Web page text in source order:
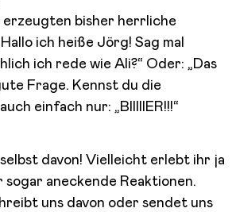
erzeugten bisher herrliche
ich heiße Jörg! Sag mal
ich rede wie Ali?“ Oder: „Das
Frage. Kennst du die
einfach nur: „BIIIIIER!!!“
davon! Vielleicht erlebt ihr ja
sogar aneckende Reaktionen.
uns davon oder sendet uns